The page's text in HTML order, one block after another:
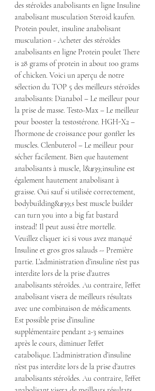
des stéroïdes anabolisants en ligne Insuline
anabolisant musculation Steroid kaufen.
Protein poulet, insuline anabolisant
musculation - Acheter des stéroïdes
anabolisants en ligne Protein poulet There
is 28 grams of protein in about 100 grams
of chicken. Voici un aperçu de notre
sélection du TOP 5 des meilleurs stéroïdes
anabolisants: Dianabol – Le meilleur pour
la prise de masse. Testo-Max – Le meilleur
pour booster la testostérone. HGH-X2 –
l’hormone de croissance pour gonfler les
muscles. Clenbuterol – Le meilleur pour
sécher facilement. Bien que hautement
anabolisants à muscle, l&#39;insuline est
également hautement anabolisant à
graisse. Oui sauf si utilisée correctement,
bodybuilding&#39;s best muscle builder
can turn you into a big fat bastard
instead! Il peut aussi être mortelle.
Veuillez cliquer ici si vous avez manqué
Insuline et gros gros salauds -- Première
partie. L’administration d’insuline n’est pas
interdite lors de la prise d’autres
anabolisants stéroïdes. Au contraire, l’effet
anabolisant visera de meilleurs résultats
avec une combinaison de médicaments.
Est possible prise d’insuline
supplémentaire pendant 2-3 semaines
après le cours, diminuer l’effet
catabolique. L’administration d’insuline
n’est pas interdite lors de la prise d’autres
anabolisants stéroïdes. Au contraire, l’effet